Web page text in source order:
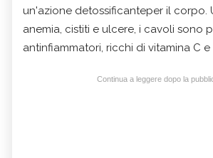
un'azione detossificanteper il corpo.
anemia, cistiti e ulcere, i cavoli sono
antinfiammatori, ricchi di vitamina C
Continua a leggere dopo la